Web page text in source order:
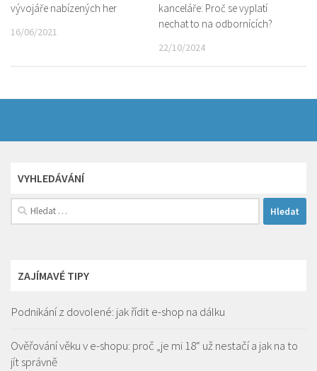
vývojáře nabízených her
16/06/2021
kanceláře: Proč se vyplatí
nechat to na odbornících?
22/10/2024
VYHLEDÁVÁNÍ
Vyhledávání
ZAJÍMAVÉ TIPY
Podnikání z dovolené: jak řídit e-shop na dálku
Ověřování věku v e-shopu: proč „je mi 18“ už nestačí a jak na to
jít správně